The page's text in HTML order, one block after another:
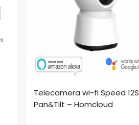
Telecamera wi-fi Speed 12S
Pan&Tilt – Homcloud